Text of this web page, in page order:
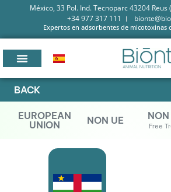
México, 33 Pol. Ind. Tecnoparc 43204
+34 977 317 111
Expertos en adsorbentes de micotoxinas
BACK
EUROPEAN
UNION
NON UE NON
Free